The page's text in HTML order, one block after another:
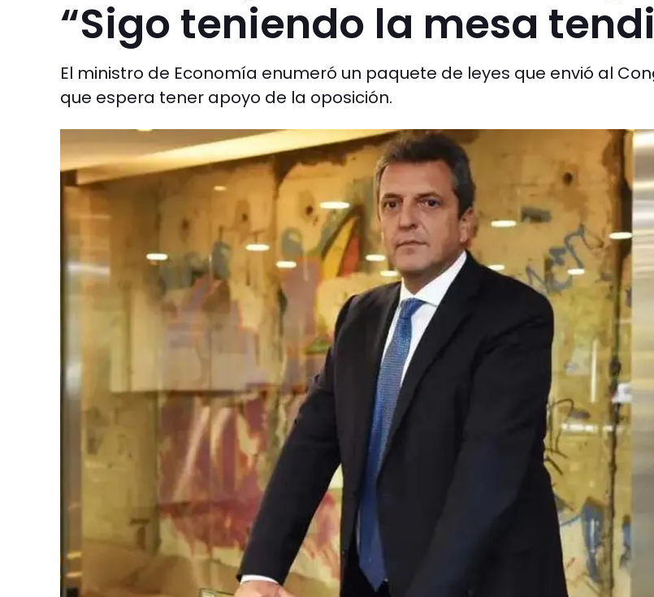
“Sigo teniendo la mesa
El ministro de Economía enumeró un paquete de leyes que envió al
que espera tener apoyo de la oposición.